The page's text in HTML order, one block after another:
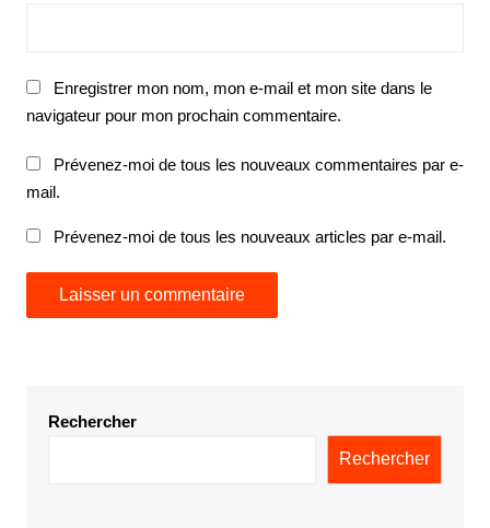
Enregistrer mon nom, mon e-mail et mon site dans le
navigateur pour mon prochain commentaire.
Prévenez-moi de tous les nouveaux commentaires par e-
mail.
Prévenez-moi de tous les nouveaux articles par e-mail.
Rechercher
Rechercher